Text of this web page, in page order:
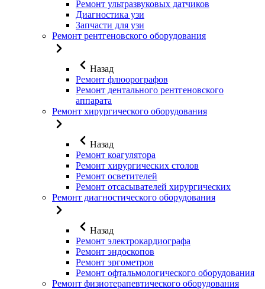
Ремонт ультразвуковых датчиков
Диагностика узи
Запчасти для узи
Ремонт рентгеновского оборудования
Назад
Ремонт флюорографов
Ремонт дентального рентгеновского
аппарата
Ремонт хирургического оборудования
Назад
Ремонт коагулятора
Ремонт хирургических столов
Ремонт осветителей
Ремонт отсасывателей хирургических
Ремонт диагностического оборудования
Назад
Ремонт электрокардиографа
Ремонт эндоскопов
Ремонт эргометров
Ремонт офтальмологического оборудования
Ремонт физиотерапевтического оборудования